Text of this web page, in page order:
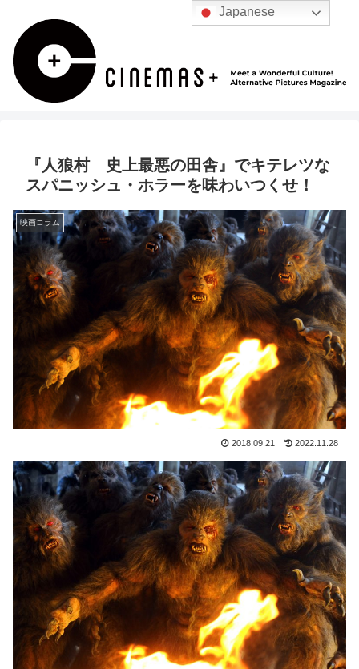
『人狼村 史上最悪の田舎』でキテレツな
スパニッシュ・ホラーを味わいつくせ！
映画コラム
2018.09.21 2022.11.28
Japanese